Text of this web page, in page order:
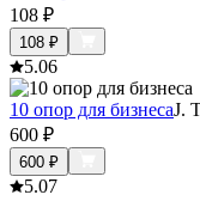
108 ₽
108 ₽
5.06
10 опор для бизнесаJ.
600 ₽
600 ₽
5.07